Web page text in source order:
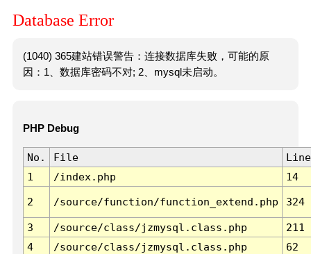
Database Error
(1040) 365建站错误警告：连接数据库失败，可能的原
因：1、数据库密码不对; 2、mysql未启动。
PHP Debug
No. File
Line
1
/index.php 14
2 /source/function/function_extend.php 324
3 /source/class/jzmysql.class.php
211
4
/source/class/jzmysql.class.php
62